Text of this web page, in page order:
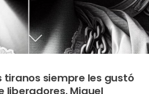
tiranos siempre les gustó
liberadores. Miguel